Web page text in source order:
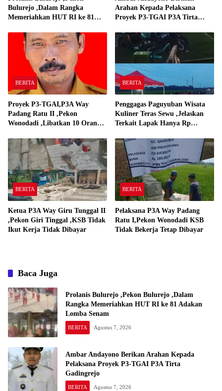
Bulurejo ,Dalam Rangka
Memeriahkan HUT RI ke 81
Arahan Kepada Pelaksana
Proyek P3-TGAI P3A Tirta
BERITA
Proyek P3-TGAI,P3A Way
Padang Ratu II ,Pekon
Wonodadi ,Libatkan 10 Orang
Padang Ratu
BERITA
Penggagas Paguyuban Wisata
Kuliner Teras Sewu ,Jelaskan
Terkait Lapak Hanya Rp
BERITA
Ketua P3A Way Giru Tunggal II
,Pekon Giri Tinggal ,KSB Tidak
Ikut Kerja Tidak Dibayar
BERITA
Pelaksana P3A Way Padang
Ratu I,Pekon Wonodadi KSB
Tidak Bekerja Tetap Dibayar
Baca Juga
Prolanis Bulurejo ,Pekon Bulurejo ,Dalam
Rangka Memeriahkan HUT RI ke 81 Adakan
Lomba Senam
BERITA Agustus 7, 2026
Ambar Andayono Berikan Arahan Kepada
Pelaksana Proyek P3-TGAI P3A Tirta
Gadingrejo
BERITA Agustus 7, 2026